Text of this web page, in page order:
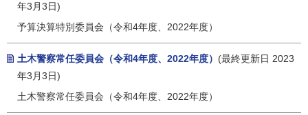
年3月3日)
予算決算特別委員会（令和4年度、2022年度）
土木警察常任委員会（令和4年度、2022年度） (最終更新日 2023
年3月3日)
土木警察常任委員会（令和4年度、2022年度）